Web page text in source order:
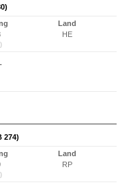
Land
HE
274)
Land
RP